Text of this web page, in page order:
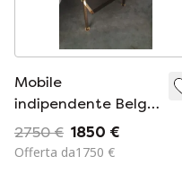
Mobile
indipendente Belgo
Chrom con ripiani in
vetro
2750 € 1850 €
Offerta da1750 €